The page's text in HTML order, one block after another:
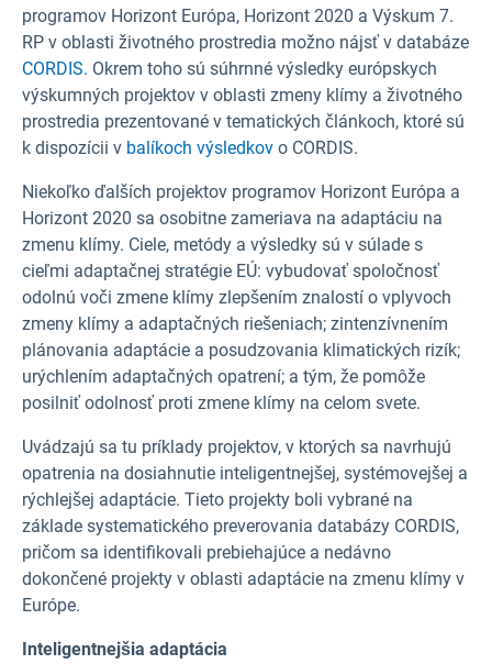
programov Horizont Európa, Horizont 2020 a Výskum 7.
RP v oblasti životného prostredia možno nájsť v databáze
CORDIS. Okrem toho sú súhrnné výsledky európskych
výskumných projektov v oblasti zmeny klímy a životného
prostredia prezentované v tematických článkoch, ktoré sú
k dispozícii v balíkoch výsledkov o CORDIS.
Niekoľko ďalších projektov programov Horizont Európa a
Horizont 2020 sa osobitne zameriava na adaptáciu na
zmenu klímy. Ciele, metódy a výsledky sú v súlade s
cieľmi adaptačnej stratégie EÚ: vybudovať spoločnosť
odolnú voči zmene klímy zlepšením znalostí o vplyvoch
zmeny klímy a adaptačných riešeniach; zintenzívnením
plánovania adaptácie a posudzovania klimatických rizík;
urýchlením adaptačných opatrení; a tým, že pomôže
posilniť odolnosť proti zmene klímy na celom svete.
Uvádzajú sa tu príklady projektov, v ktorých sa navrhujú
opatrenia na dosiahnutie inteligentnejšej, systémovejšej a
rýchlejšej adaptácie. Tieto projekty boli vybrané na
základe systematického preverovania databázy CORDIS,
pričom sa identifikovali prebiehajúce a nedávno
dokončené projekty v oblasti adaptácie na zmenu klímy v
Európe.
Inteligentnejšia adaptácia